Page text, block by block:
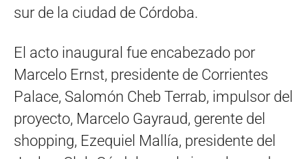
sur de la ciudad de Córdoba.
El acto inaugural fue encabezado por
Marcelo Ernst, presidente de Corrientes
Palace, Salomón Cheb Terrab, impulsor del
proyecto, Marcelo Gayraud, gerente del
shopping, Ezequiel Mallía, presidente del